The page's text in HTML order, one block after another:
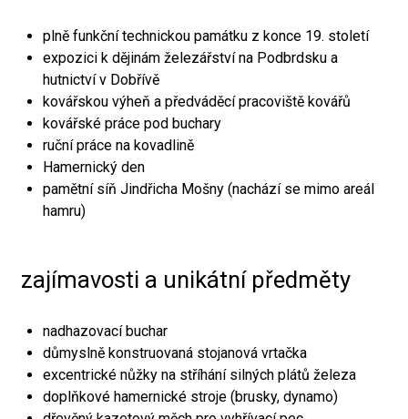
plně funkční technickou památku z konce 19. století
expozici k dějinám železářství na Podbrdsku a
hutnictví v Dobřívě
kovářskou výheň a předváděcí pracoviště kovářů
kovářské práce pod buchary
ruční práce na kovadlině
Hamernický den
pamětní síň Jindřicha Mošny (nachází se mimo areál
hamru)
zajímavosti a unikátní předměty
nadhazovací buchar
důmyslně konstruovaná stojanová vrtačka
excentrické nůžky na stříhání silných plátů železa
doplňkové hamernické stroje (brusky, dynamo)